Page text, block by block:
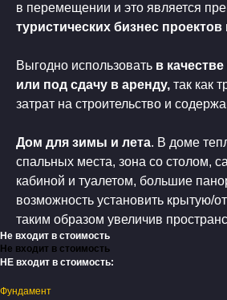
в перемещении и это является
туристических бизнес проектов
Выгодно использовать в
или под сдачу в аренду, так как
затрат на строительство и
Дом для зимы и лета. В доме
спальных места, зона со столом,
кабиной и туалетом, большие
возможность установить крытую/
таким образом увеличив
Не входит в стоимость
Не входит в стоимость
НЕ входит в стоимость:
Фундамент